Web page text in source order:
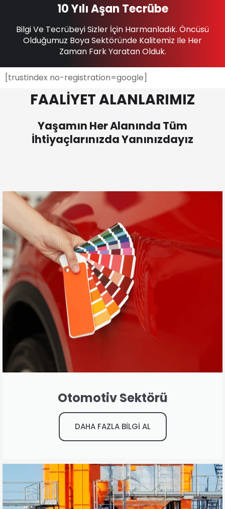
10 Yılı Aşan Tecrübe
Bilgi Ve Tecrübeyi Sizler İçin Harmanladık. Öncüsü
Olduğumuz Boya Sektöründe Kalitemiz Ile Her
Zaman Fark Yaratan Olduk.
[trustindex no-registration=google]
FAALİYET ALANLARIMIZ
Yaşamın Her Alanında Tüm
İhtiyaçlarınızda Yanınızdayız
Otomotiv Sektörü
DAHA FAZLA BİLGİ AL